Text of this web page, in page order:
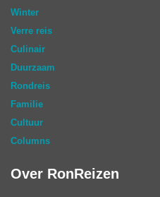
Winter
Verre reis
Culinair
Duurzaam
Rondreis
Familie
Cultuur
Columns
Over RonReizen